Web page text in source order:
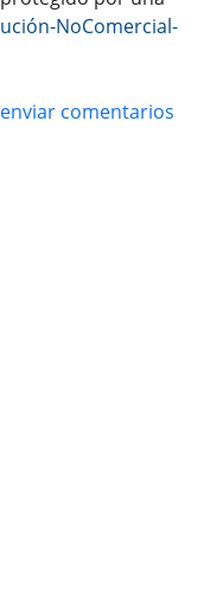
NoComercial-
comentarios